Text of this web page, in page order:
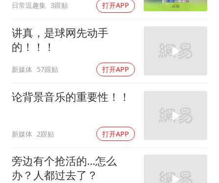
日常逗趣集 3跟贴 打开APP
讲真，是球网先动手
的！！！
新媒体 57跟贴 打开APP
论背景音乐的重要性！！
新媒体 2跟贴 打开APP
旁边有个抢活的…怎么
办？人都过去了？